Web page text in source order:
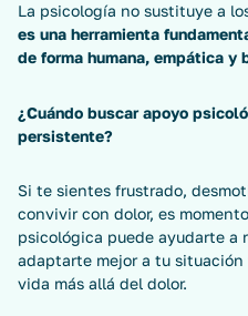
La psicología no sustituye a
es una herramienta
de forma humana, empática
¿Cuándo buscar apoyo
persistente?
Si te sientes frustrado,
convivir con dolor, es
psicológica puede ayudarte a
adaptarte mejor a tu
vida más allá del dolor.